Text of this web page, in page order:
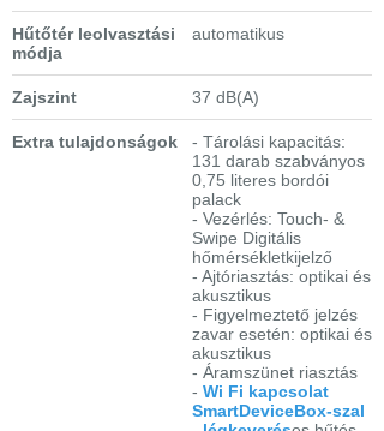
Hűtőtér leolvasztási
módja
automatikus
Zajszint 37 dB(A)
Extra tulajdonságok
- Tárolási kapacitás:
131 darab szabványos
0,75 literes bordói
palack
- Vezérlés: Touch- &
Swipe Digitális
hőmérsékletkijelző
- Ajtóriasztás: optikai és
akusztikus
- Figyelmeztető jelzés
zavar esetén: optikai és
akusztikus
- Áramszünet riasztás
- Wi Fi kapcsolat
SmartDeviceBox-szal